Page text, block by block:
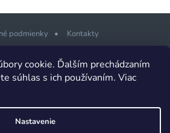
cookie. Ďalším prechádzaním
súhlas s ich používaním. Viac
Nastavenie
podmienky Kontakty
práva vyhradené.
vytvořilShoptetak.cz